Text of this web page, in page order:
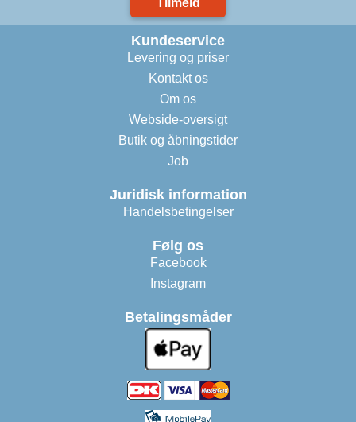
Kundeservice
Levering og priser
Kontakt os
Om os
Webside-oversigt
Butik og åbningstider
Job
Juridisk information
Handelsbetingelser
Følg os
Facebook
Instagram
Betalingsmåder